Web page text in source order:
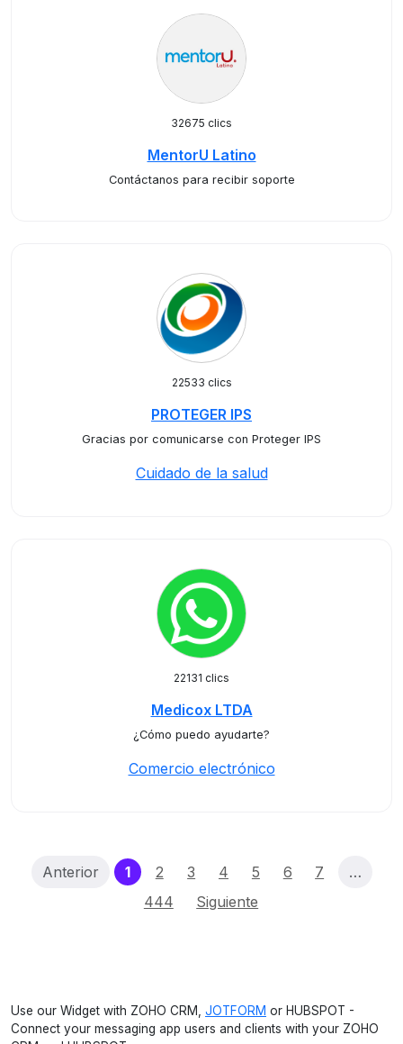
32675 clics
MentorU Latino
Contáctanos para recibir soporte
22533 clics
PROTEGER IPS
Gracias por comunicarse con Proteger IPS
Cuidado de la salud
22131 clics
Medicox LTDA
¿Cómo puedo ayudarte?
Comercio electrónico
Anterior 1(current)
2 3 4 5 6 7
…
444
Siguiente
Use our Widget with ZOHO CRM, JOTFORM or HUBSPOT -
Connect your messaging app users and clients with your ZOHO